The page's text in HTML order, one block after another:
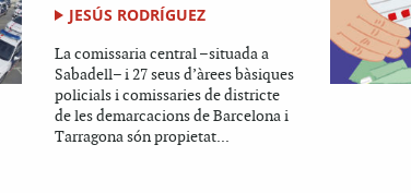
JESÚS RODRÍGUEZ
La comissaria central –situada a
Sabadell– i 27 seus d’àrees bàsiques
policials i comissaries de districte
de les demarcacions de Barcelona i
Tarragona són propietat...